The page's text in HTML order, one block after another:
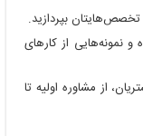
بپردازید.
نمونه‌هایی از کارهای
از مشاوره اولیه تا